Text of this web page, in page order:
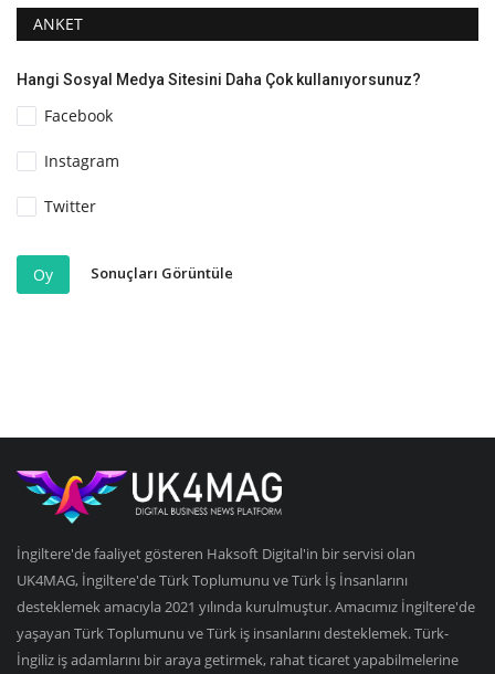
ANKET
Hangi Sosyal Medya Sitesini Daha Çok kullanıyorsunuz?
Facebook
Instagram
Twitter
Oy Sonuçları Görüntüle
İngiltere'de faaliyet gösteren Haksoft Digital'in bir servisi olan
UK4MAG, İngiltere'de Türk Toplumunu ve Türk İş İnsanlarını
desteklemek amacıyla 2021 yılında kurulmuştur. Amacımız İngiltere'de
yaşayan Türk Toplumunu ve Türk iş insanlarını desteklemek. Türk-
İngiliz iş adamlarını bir araya getirmek, rahat ticaret yapabilmelerine